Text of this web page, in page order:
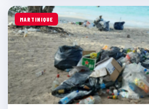
MARTINIQUE